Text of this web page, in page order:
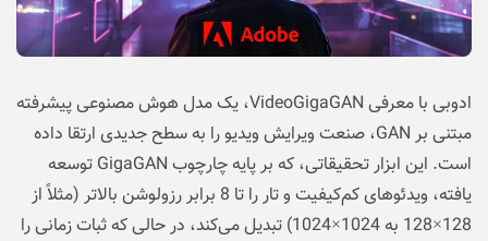
ادوبی با معرفی VideoGigaGAN، یک مدل هوش مصنوعی پیشرفته
مبتنی بر GAN، صنعت ویرایش ویدیو را به سطح جدیدی ارتقا داده
است. این ابزار تحقیقاتی، که بر پایه چارچوب GigaGAN توسعه
یافته، ویدئوهای کم‌کیفیت و تار را تا 8 برابر رزولوشن بالاتر (مثلاً از
128×128 به 1024×1024) تبدیل می‌کند، در حالی که ثبات زمانی را